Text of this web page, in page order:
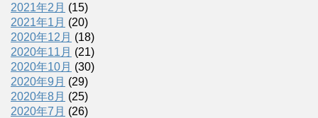
2021年2月 (15)
2021年1月 (20)
2020年12月 (18)
2020年11月 (21)
2020年10月 (30)
2020年9月 (29)
2020年8月 (25)
2020年7月 (26)